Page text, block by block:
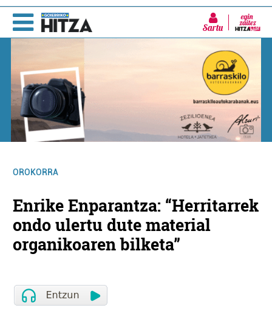
Sartu
OROKORRA
Enrike Enparantza: “Herritarrek
ondo ulertu dute material
organikoaren bilketa”